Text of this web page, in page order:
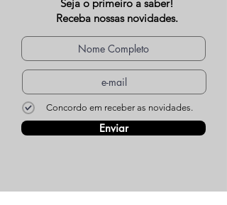
Seja o primeiro a saber!
Receba nossas novidades.
Concordo em receber as novidades.
Enviar